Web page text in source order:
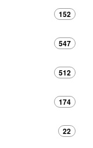
152
547
512
174
22